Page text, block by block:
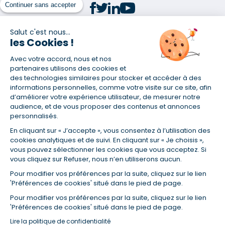
Continuer sans accepter
Salut c'est nous...
les Cookies !
Avec votre accord, nous et nos
partenaires utilisons des cookies et
des technologies similaires pour stocker et accéder à des
informations personnelles, comme votre visite sur ce site, afin
d’améliorer votre expérience utilisateur, de mesurer notre
audience, et de vous proposer des contenus et annonces
personnalisés.
En cliquant sur « J’accepte », vous consentez à l’utilisation des
cookies analytiques et de suivi. En cliquant sur « Je choisis »,
vous pouvez sélectionner les cookies que vous acceptez. Si
vous cliquez sur Refuser, nous n’en utiliserons aucun.
Pour modifier vos préférences par la suite, cliquez sur le lien
'Préférences de cookies' situé dans le pied de page.
Pour modifier vos préférences par la suite, cliquez sur le lien
'Préférences de cookies' situé dans le pied de page.
Lire la politique de confidentialité
(1) Taux fixe national hors assurance et selon votre profil
(2) Économie de 65 % pour l'assurance d'un prêt amortissable de 330
457,23 € à 0,90 % sur 19,5 ans, accordé à un salarié non cadre assuré à
100 % (décès, PTIA, IPP, ITT, IPP) âgé de 36 ans fumeur et une personne
salariée non cadre assurée à 100 % (décès, PTIA, IPP, ITT, IPP) âgée de 35
ans et non-fumeur, tous deux sans risque médical connu. Au
14/07/2019, coût de l'assurance proposée par la banque 179,08 €/mois
en moyenne contre 64,60 €/mois en moyenne au 14/07/2022 avec
Empruntis.com (TAEA : 0,44 %, coût total de l'assurance : 15 117,65 €).
(3) Taux minimum pour un crédit consommation d'un montant fixé entre
5 000 et 20 000 euros, selon profil et durée.
(4) La diminution du montant des mensualités entraîne l'allongement
de la durée de remboursement ainsi que la hausse du coût total du
(5) Banques de réseau, mutualistes, spécialisées, directions
régionales, organismes de crédit selon votre profil et votre demande.
Mutuelles, compagnies et courtiers d'assurances. Selon votre profil et
votre demande.
régionales, organismes de crédit, selon votre profil et votre demande.